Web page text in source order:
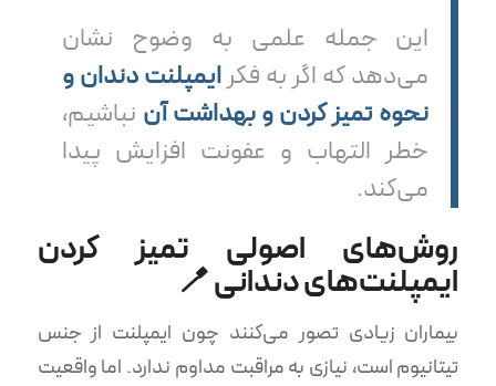
این جمله علمی به وضوح نشان
می‌دهد که اگر به فکرایمپلنت دندان و
نحوه تمیز کردن و بهداشت آن نباشیم،
خطر التهاب و عفونت افزایش پیدا
می‌کند.
روش‌های اصولی تمیز کردن
ایمپلنت‌های دندانی 🪥
بیماران زیادی تصور می‌کنند چون ایمپلنت از جنس
تیتانیوم است، نیازی به مراقبت مداوم ندارد. اما واقعیت